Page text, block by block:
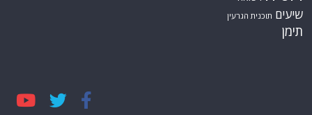
שיעים תוכנית הגרעין
תימן